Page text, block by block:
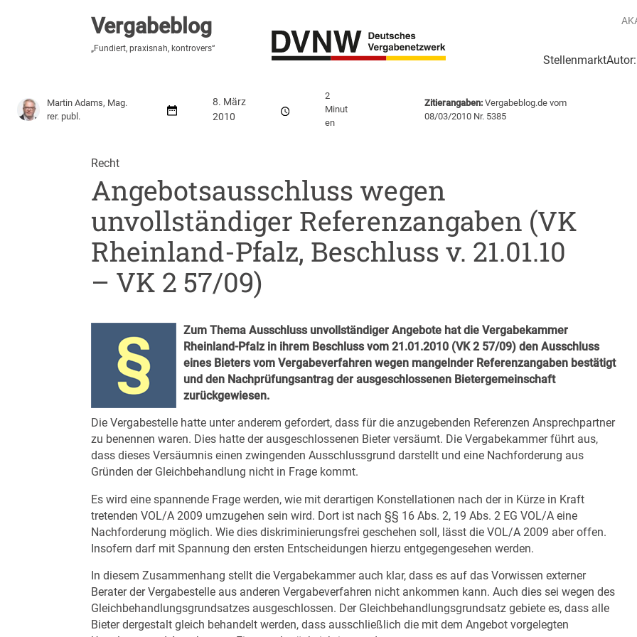
Vergabeblog
„Fundiert, praxisnah, kontrovers“
Stellenmarkt
Vergabeblog
„Hier lesen Sie es zuerst“
Martin Adams, Mag.
rer. publ.
8. März
2010
2
Minut
en
Zitierangaben: Vergabeblog.de vom
08/03/2010 Nr. 5385
Recht
Angebotsausschluss wegen
unvollständiger Referenzangaben (VK
Rheinland-Pfalz, Beschluss v. 21.01.10
– VK 2 57/09)
Zum Thema Ausschluss unvollständiger Angebote hat die Vergabekammer
Rheinland-Pfalz in ihrem Beschluss vom 21.01.2010 (VK 2 57/09) den Ausschluss
eines Bieters vom Vergabeverfahren wegen mangelnder Referenzangaben bestätigt
und den Nachprüfungsantrag der ausgeschlossenen Bietergemeinschaft
zurückgewiesen.
Die Vergabestelle hatte unter anderem gefordert, dass für die anzugebenden Referenzen Ansprechpartner
zu benennen waren. Dies hatte der ausgeschlossenen Bieter versäumt. Die Vergabekammer führt aus,
dass dieses Versäumnis einen zwingenden Ausschlussgrund darstellt und eine Nachforderung aus
Gründen der Gleichbehandlung nicht in Frage kommt.
Es wird eine spannende Frage werden, wie mit derartigen Konstellationen nach der in Kürze in Kraft
tretenden VOL/A 2009 umzugehen sein wird. Dort ist nach §§ 16 Abs. 2, 19 Abs. 2 EG VOL/A eine
Nachforderung möglich. Wie dies diskriminierungsfrei geschehen soll, lässt die VOL/A 2009 aber offen.
Insofern darf mit Spannung den ersten Entscheidungen hierzu entgegengesehen werden.
In diesem Zusammenhang stellt die Vergabekammer auch klar, dass es auf das Vorwissen externer
Berater der Vergabestelle aus anderen Vergabeverfahren nicht ankommen kann. Auch dies sei wegen des
Gleichbehandlungsgrundsatzes ausgeschlossen. Der Gleichbehandlungsgrundsatz gebiete es, dass alle
Bieter dergestalt gleich behandelt werden, dass ausschließlich die mit dem Angebot vorgelegten